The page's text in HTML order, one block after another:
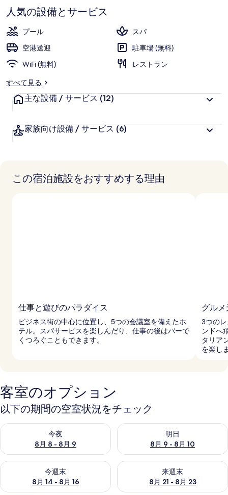
ラ
リ
ー
す
人気の設備とサービス
プール
スパ
空港送迎
駐車場 (無料)
WiFi (無料)
レストラン
すべて見る
主な設備 / サービス (12)
家族向け設備 / サービス (6)
この宿泊施設をおすすめする理由
仕事と遊びのパラダイス
ビジネス街の中心に位置し、5つの会議室を備えたホ
テル。スパサービスを楽しんだり、仕事の後はバーで
くつろぐこともできます。
グルメ
3つの
ンドへ
タリア
を楽し
客室のオプション
以下の期間の空室状況をチェック
今夜
8月 8 - 8月 9
今夜 8月 8 - 8月 9 の空室状況をチェック
明日
8月 9 - 8月 10
明日 8月 9 - 8月 10 の空室状
今週末
8月 14 - 8月 16
今週末 8月 14 - 8月 16 の空室状況をチェック
来週末
8月 21 - 8月 23
来週末 8月 21 - 8月 23 の空室